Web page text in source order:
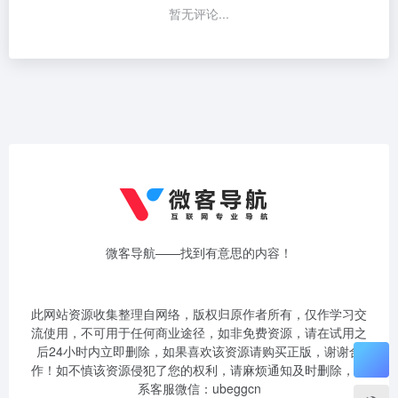
暂无评论...
微客导航——找到有意思的内容！
此网站资源收集整理自网络，版权归原作者所有，仅作学习交
流使用，不可用于任何商业途径，如非免费资源，请在试用之
后24小时内立即删除，如果喜欢该资源请购买正版，谢谢合
作！如不慎该资源侵犯了您的权利，请麻烦通知及时删除，联
系客服微信：ubeggcn